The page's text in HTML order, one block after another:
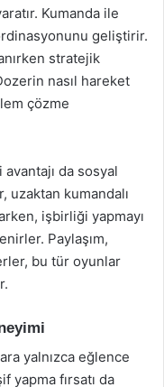
Kumanda ile
geliştirir.
stratejik
nasıl hareket
çözme
da sosyal
kumandalı
işbirliği yapmayı
Paylaşım,
bu tür oyunlar
yalnızca eğlence
yapma fırsatı da